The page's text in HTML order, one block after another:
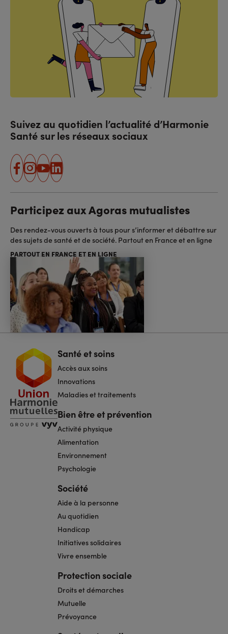
Suivez au quotidien l’actualité d’Harmonie
Santé sur les réseaux sociaux
facebook
instagram
youtube
linkedin
Participez aux Agoras mutualistes
Des rendez-vous ouverts à tous pour s’informer et débattre sur
des sujets de santé et de société. Partout en France et en ligne
PARTOUT EN FRANCE ET EN LIGNE
Navigation
pied
de
page
Santé et soins
Accès aux soins
Innovations
Maladies et traitements
Bien être et prévention
Activité physique
Alimentation
Environnement
Psychologie
Société
Aide à la personne
Au quotidien
Handicap
Initiatives solidaires
Vivre ensemble
Protection sociale
Droits et démarches
Mutuelle
Prévoyance